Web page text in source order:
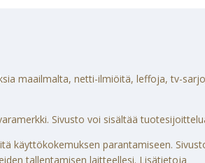
maailmalta, netti-ilmiöitä, leffoja, tv-
Sivusto voi sisältää
käyttökokemuksen parantamiseen.
tallentamisen laitteellesi. Lisätietoja